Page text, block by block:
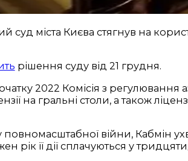
суд міста Києва стягнув на
рішення суду від 21 грудня.
2022 Комісія з регулювання
на гральні столи, а також
повномасштабної війни, Кабмін
рік її дії сплачуються у